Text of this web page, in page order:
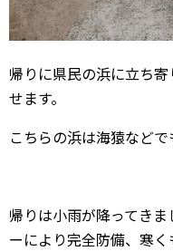
帰りに県民の浜に立ち
せます。
こちらの浜は海猿などで
帰りは小雨が降ってき
ーにより完全防備、寒